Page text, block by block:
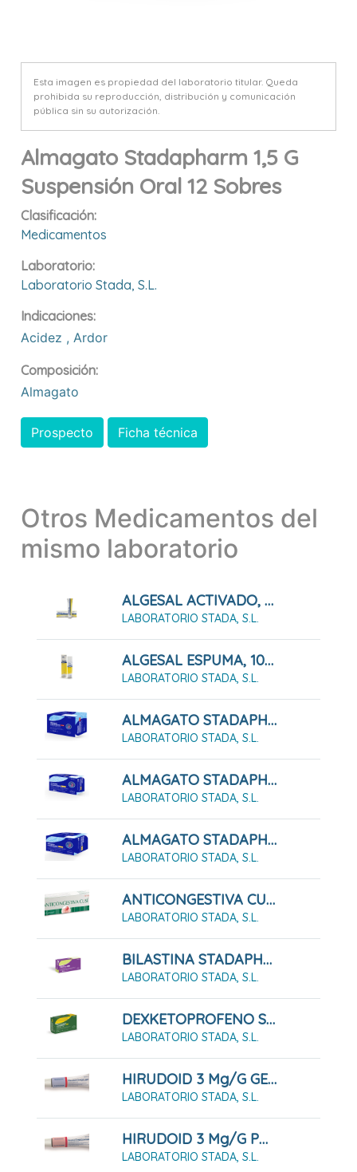
Esta imagen es propiedad del laboratorio titular. Queda
prohibida su reproducción, distribución y comunicación
pública sin su autorización.
Almagato Stadapharm 1,5 G
Suspensión Oral 12 Sobres
Clasificación:
Medicamentos
Laboratorio:
Laboratorio Stada, S.l.
Indicaciones:
Acidez , Ardor
Composición:
Almagato
Prospecto Ficha técnica
Otros Medicamentos del
mismo laboratorio
ALGESAL ACTIVADO, 60 G
LABORATORIO STADA, S.L.
ALGESAL ESPUMA, 100 G
LABORATORIO STADA, S.L.
ALMAGATO STADAPHARM 1,5 G SUSPENSIÓN ORAL 24 SOBRES
LABORATORIO STADA, S.L.
ALMAGATO STADAPHARM 500 24 COMPRIMIDOS MASTICABLES
LABORATORIO STADA, S.L.
ALMAGATO STADAPHARM 500 48 COMPRIMIDOS MASTICABLES
LABORATORIO STADA, S.L.
ANTICONGESTIVA CUSÍ (Pasta Lassar) PASTA CUTANEA 45G
LABORATORIO STADA, S.L.
BILASTINA STADAPHARM 20mg Comprimidos EFG
LABORATORIO STADA, S.L.
DEXKETOPROFENO STADAPHARM 25 MG SOLUCION ORAL EFG
LABORATORIO STADA, S.L.
HIRUDOID 3 Mg/g GEL , 1 Tubo De 40 G
LABORATORIO STADA, S.L.
HIRUDOID 3 Mg/g POMADA , 1 Tubo De 40 G
LABORATORIO STADA, S.L.